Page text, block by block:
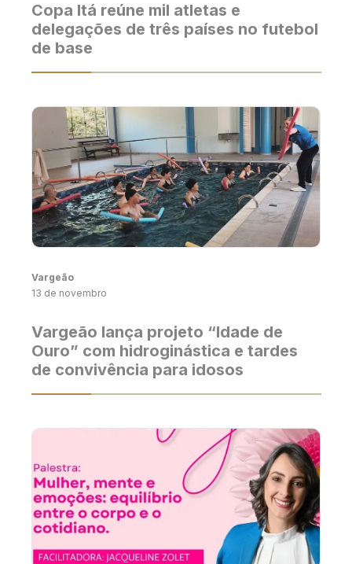
Copa Itá reúne mil atletas e
delegações de três países no futebol
de base
Vargeão
13 de novembro
Vargeão lança projeto “Idade de
Ouro” com hidroginástica e tardes
de convivência para idosos